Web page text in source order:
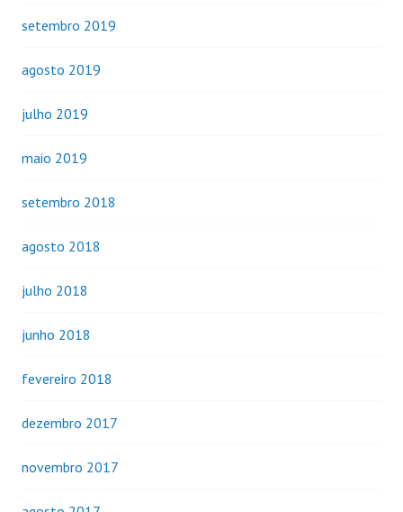
setembro 2019
agosto 2019
julho 2019
maio 2019
setembro 2018
agosto 2018
julho 2018
junho 2018
fevereiro 2018
dezembro 2017
novembro 2017